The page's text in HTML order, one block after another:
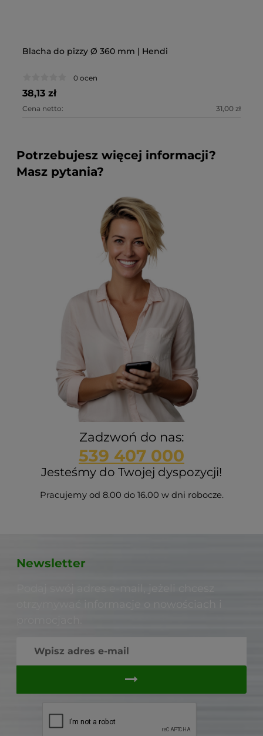
Blacha do pizzy Ø 360 mm | Hendi
0 ocen
38,13 zł
Cena netto: 31,00 zł
Potrzebujesz więcej informacji?
Masz pytania?
Zadzwoń do nas:
539 407 000
Jesteśmy do Twojej dyspozycji!
Pracujemy od 8.00 do 16.00 w dni robocze.
Newsletter